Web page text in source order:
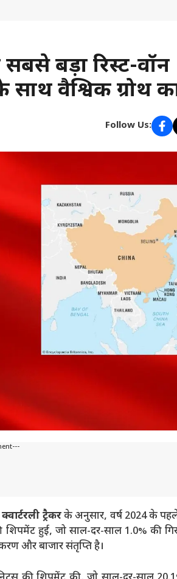
बड़ा रिस्ट-वॉर्न
वैश्विक ग्रोथ
Follow Us:
ट्रैकरके अनुसार, वर्ष 2024 के पहले
हुई, जो साल-दर-साल 1.0% की
और बाजार संतृप्ति है।